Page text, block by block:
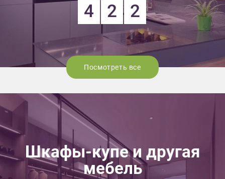
4 2 2
Посмотреть все
Шкафы-купе и другая
мебель